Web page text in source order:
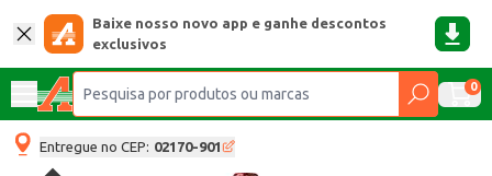
Baixe nosso novo app e ganhe descontos
exclusivos
0
Entregue no CEP: 02170-901